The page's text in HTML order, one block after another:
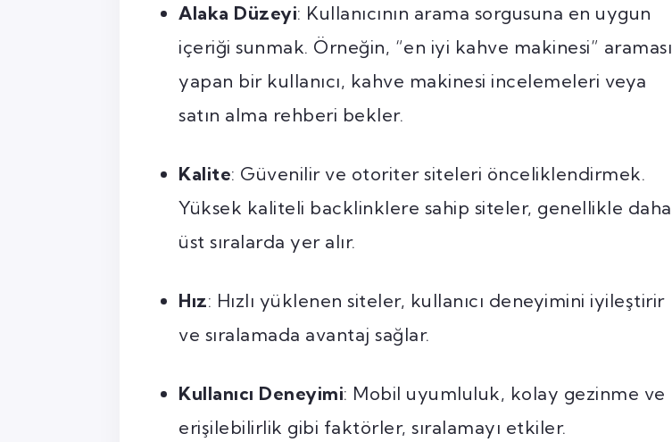
Alaka Düzeyi: Kullanıcının arama sorgusuna en uygun
içeriği sunmak. Örneğin, “en iyi kahve makinesi” araması
yapan bir kullanıcı, kahve makinesi incelemeleri veya
satın alma rehberi bekler.
Kalite: Güvenilir ve otoriter siteleri önceliklendirmek.
Yüksek kaliteli backlinklere sahip siteler, genellikle daha
üst sıralarda yer alır.
Hız: Hızlı yüklenen siteler, kullanıcı deneyimini iyileştirir
ve sıralamada avantaj sağlar.
Kullanıcı Deneyimi: Mobil uyumluluk, kolay gezinme ve
erişilebilirlik gibi faktörler, sıralamayı etkiler.